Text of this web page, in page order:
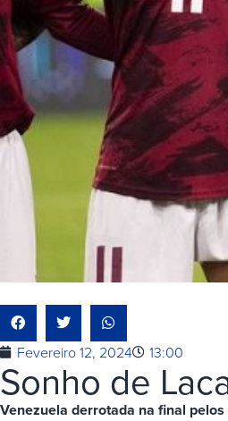
Fevereiro 12, 2024 13:00
Sonho de
Venezuela derrotada na final